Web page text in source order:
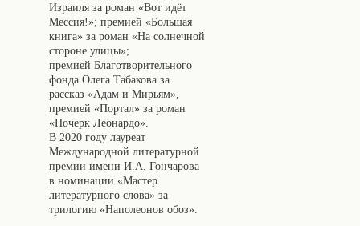
Израиля за роман «Вот идёт
Мессия!»; премией «Большая
книга» за роман «На солнечной
стороне улицы»;
премией Благотворительного
фонда Олега Табакова за
рассказ «Адам и Мирьям»,
премией «Портал» за роман
«Почерк Леонардо».
В 2020 году лауреат
Международной литературной
премии имени И.А. Гончарова
в номинации «Мастер
литературного слова» за
трилогию «Наполеонов обоз».